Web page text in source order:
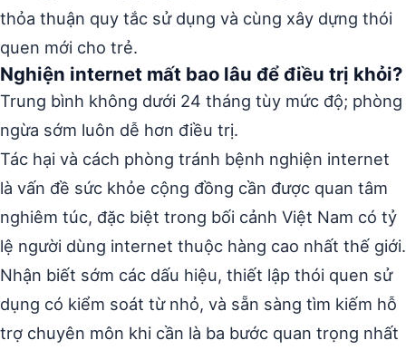
thỏa thuận quy tắc sử dụng và cùng xây dựng thói
quen mới cho trẻ.
Nghiện internet mất bao lâu để điều trị khỏi?
Trung bình không dưới 24 tháng tùy mức độ; phòng
ngừa sớm luôn dễ hơn điều trị.
Tác hại và cách phòng tránh bệnh nghiện internet
là vấn đề sức khỏe cộng đồng cần được quan tâm
nghiêm túc, đặc biệt trong bối cảnh Việt Nam có tỷ
lệ người dùng internet thuộc hàng cao nhất thế giới.
Nhận biết sớm các dấu hiệu, thiết lập thói quen sử
dụng có kiểm soát từ nhỏ, và sẵn sàng tìm kiếm hỗ
trợ chuyên môn khi cần là ba bước quan trọng nhất